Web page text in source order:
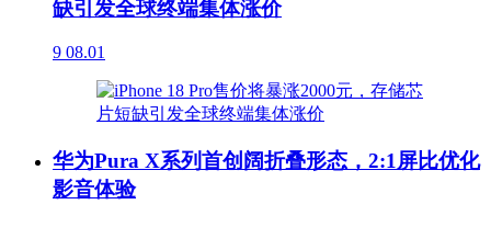
缺引发全球终端集体涨价
9 08.01
华为Pura X系列首创阔折叠形态，2:1屏比优化
影音体验